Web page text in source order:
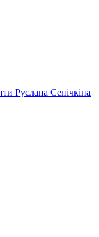
Руслана Сенічкіна